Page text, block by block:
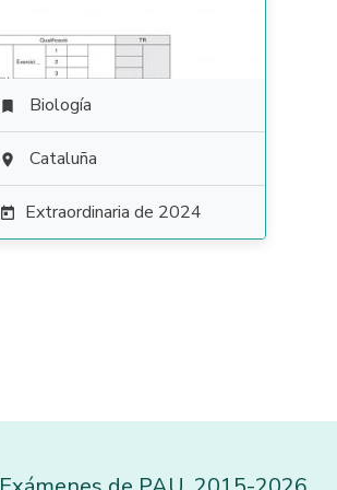
 Biología
 Cataluña
 Extraordinaria de 2024